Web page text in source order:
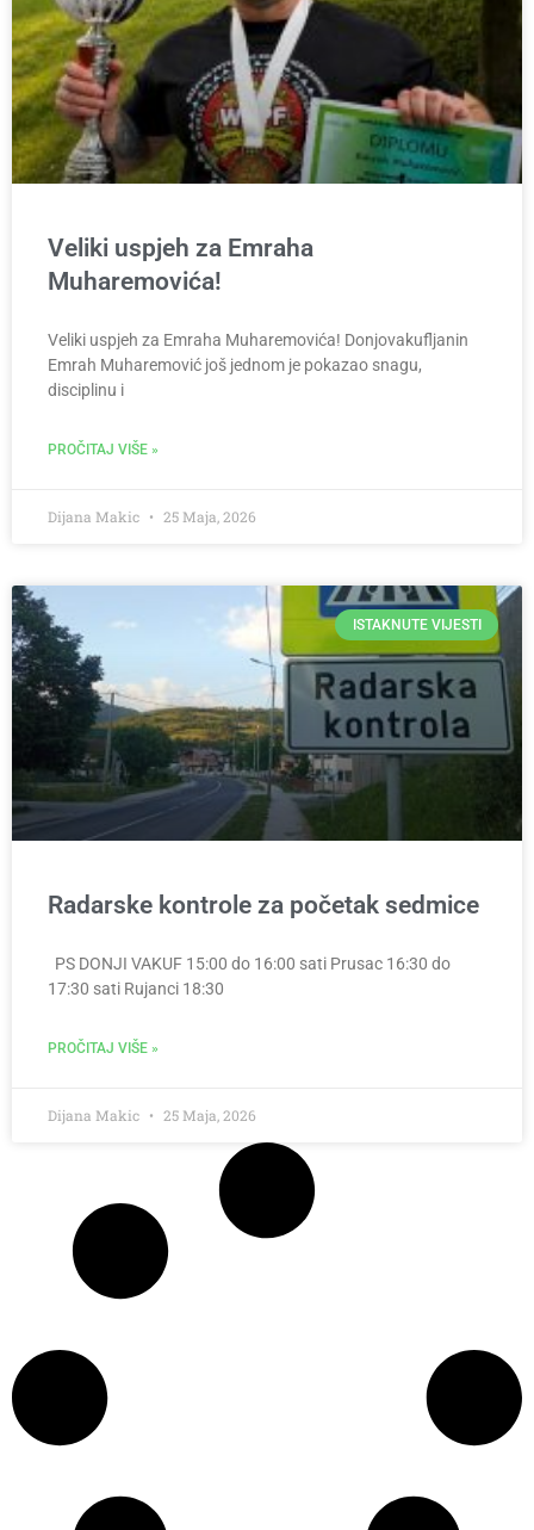
Veliki uspjeh za Emraha
Muharemovića!
Veliki uspjeh za Emraha Muharemovića! Donjovakufljanin
Emrah Muharemović još jednom je pokazao snagu,
disciplinu i
PROČITAJ VIŠE »
Dijana Makic 25 Maja, 2026
ISTAKNUTE VIJESTI
Radarske kontrole za početak sedmice
PS DONJI VAKUF 15:00 do 16:00 sati Prusac 16:30 do
17:30 sati Rujanci 18:30
PROČITAJ VIŠE »
Dijana Makic 25 Maja, 2026